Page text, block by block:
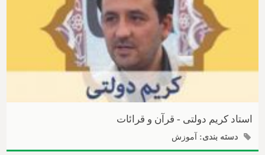
استاد کریم دولتی - قرآن و قرائات
دسته بندی: آموزش